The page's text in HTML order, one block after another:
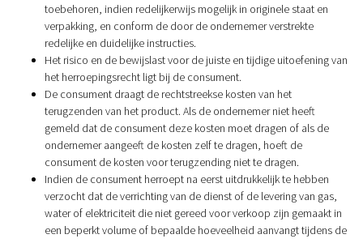
toebehoren, indien redelijkerwijs mogelijk in originele staat en
verpakking, en conform de door de ondernemer verstrekte
redelijke en duidelijke instructies.
Het risico en de bewijslast voor de juiste en tijdige uitoefening van
het herroepingsrecht ligt bij de consument.
De consument draagt de rechtstreekse kosten van het
terugzenden van het product. Als de ondernemer niet heeft
gemeld dat de consument deze kosten moet dragen of als de
ondernemer aangeeft de kosten zelf te dragen, hoeft de
consument de kosten voor terugzending niet te dragen.
Indien de consument herroept na eerst uitdrukkelijk te hebben
verzocht dat de verrichting van de dienst of de levering van gas,
water of elektriciteit die niet gereed voor verkoop zijn gemaakt in
een beperkt volume of bepaalde hoeveelheid aanvangt tijdens de